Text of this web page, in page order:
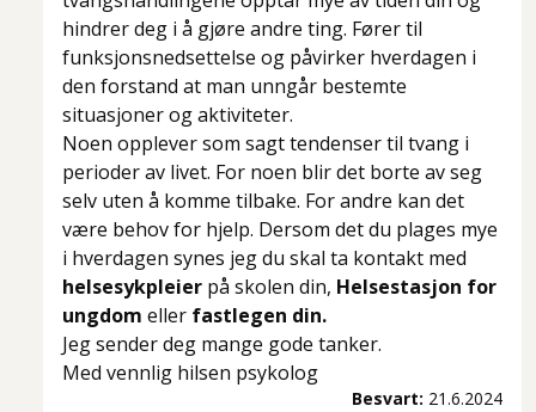
hindrer deg i å gjøre andre ting. Fører til
funksjonsnedsettelse og påvirker hverdagen i
den forstand at man unngår bestemte
situasjoner og aktiviteter.
Noen opplever som sagt tendenser til tvang i
perioder av livet. For noen blir det borte av seg
selv uten å komme tilbake. For andre kan det
være behov for hjelp. Dersom det du plages mye
i hverdagen synes jeg du skal ta kontakt med
helsesykpleier på skolen din, Helsestasjon for
ungdom eller fastlegen din.
Jeg sender deg mange gode tanker.
Med vennlig hilsen psykolog
Besvart: 21.6.2024